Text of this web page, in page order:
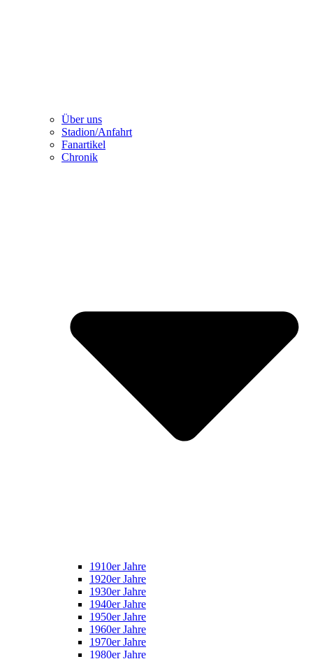
Über uns
Stadion/Anfahrt
Fanartikel
Chronik
1910er Jahre
1920er Jahre
1930er Jahre
1940er Jahre
1950er Jahre
1960er Jahre
1970er Jahre
1980er Jahre